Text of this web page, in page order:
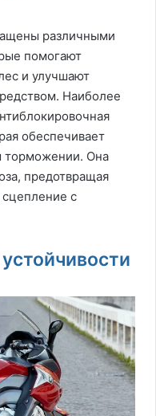
различными
помогают
и улучшают
Наиболее
обеспечивает
торможении. Она
предотвращая
с